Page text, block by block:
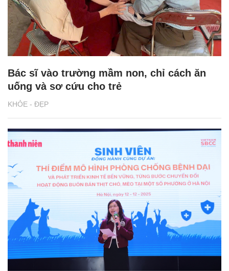
KHỎE - ĐẸP
Bác sĩ vào trường mầm non, chỉ cách ăn
uống và sơ cứu cho trẻ